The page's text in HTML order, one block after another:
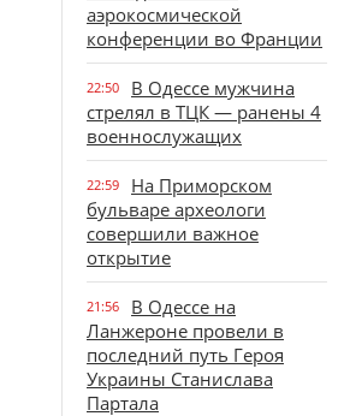
аэрокосмической
конференции во Франции
22:50
В Одессе мужчина
стрелял в ТЦК — ранены 4
военнослужащих
22:59
На Приморском
бульваре археологи
совершили важное
открытие
21:56
В Одессе на
Ланжероне провели в
последний путь Героя
Украины Станислава
Партала